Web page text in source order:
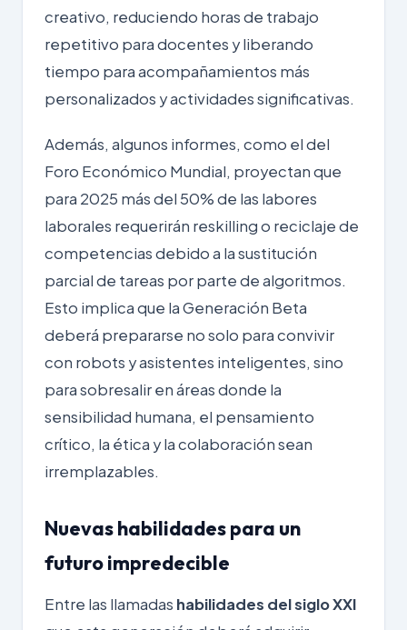
creativo, reduciendo horas de trabajo
repetitivo para docentes y liberando
tiempo para acompañamientos más
personalizados y actividades significativas.
Además, algunos informes, como el del
Foro Económico Mundial, proyectan que
para 2025 más del 50% de las labores
laborales requerirán reskilling o reciclaje de
competencias debido a la sustitución
parcial de tareas por parte de algoritmos.
Esto implica que la Generación Beta
deberá prepararse no solo para convivir
con robots y asistentes inteligentes, sino
para sobresalir en áreas donde la
sensibilidad humana, el pensamiento
crítico, la ética y la colaboración sean
irremplazables.
Nuevas habilidades para un
futuro impredecible
Entre las llamadas habilidades del siglo XXI